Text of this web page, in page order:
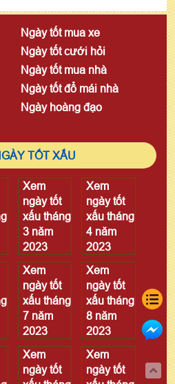
Ngày tốt mua xe
Ngày tốt cưới hỏi
Ngày tốt mua nhà
Ngày tốt đổ mái nhà
Ngày hoàng đạo
TỐT XẤU
Xem
ngày tốt
xấu tháng
3 năm
2023
Xem
ngày tốt
xấu tháng
4 năm
2023
Xem
ngày tốt
xấu tháng
7 năm
2023
Xem
ngày tốt
xấu tháng
8 năm
2023
Xem
ngày tốt
Xem
ngày tốt